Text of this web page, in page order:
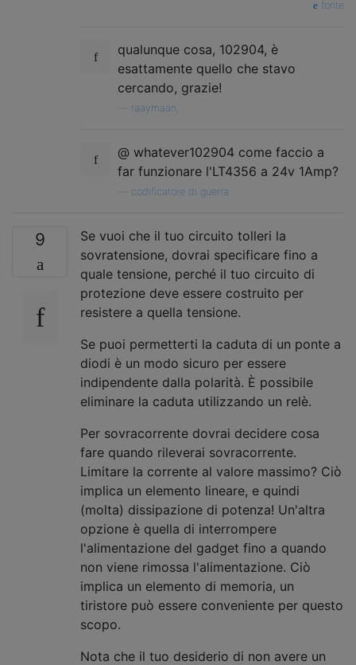
fonte
qualunque cosa, 102904, è
esattamente quello che stavo
cercando, grazie!
raaymaan,
@ whatever102904 come faccio a
far funzionare l'LT4356 a 24v 1Amp?
codificatore di guerra
9
Se vuoi che il tuo circuito tolleri la
sovratensione, dovrai specificare fino a
quale tensione, perché il tuo circuito di
protezione deve essere costruito per
resistere a quella tensione.
Se puoi permetterti la caduta di un ponte a
diodi è un modo sicuro per essere
indipendente dalla polarità. È possibile
eliminare la caduta utilizzando un relè.
Per sovracorrente dovrai decidere cosa
fare quando rileverai sovracorrente.
Limitare la corrente al valore massimo? Ciò
implica un elemento lineare, e quindi
(molta) dissipazione di potenza! Un'altra
opzione è quella di interrompere
l'alimentazione del gadget fino a quando
non viene rimossa l'alimentazione. Ciò
implica un elemento di memoria, un
tiristore può essere conveniente per questo
scopo.
Nota che il tuo desiderio di non avere un